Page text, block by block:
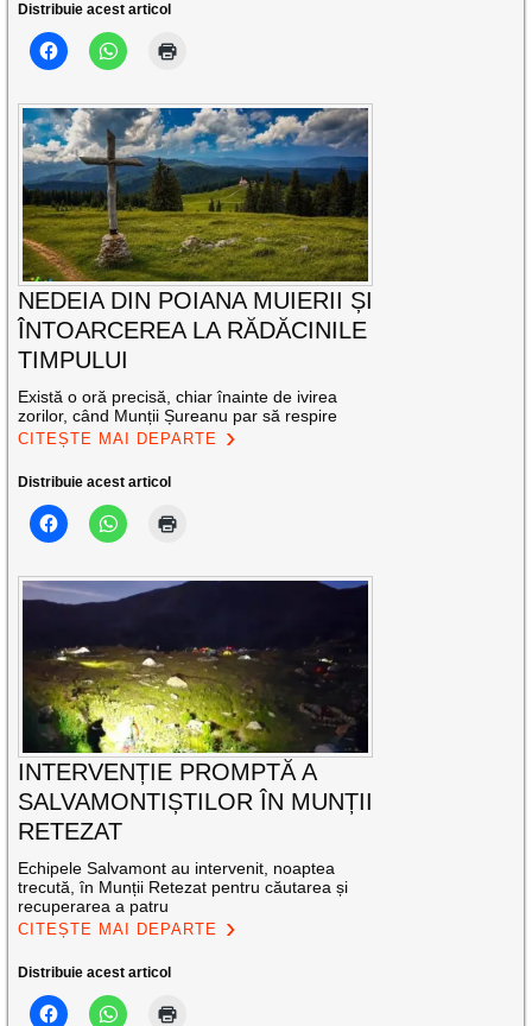
Distribuie acest articol
NEDEIA DIN POIANA MUIERII ȘI
ÎNTOARCEREA LA RĂDĂCINILE
TIMPULUI
Există o oră precisă, chiar înainte de ivirea
zorilor, când Munții Șureanu par să respire
CITEȘTE MAI DEPARTE
Distribuie acest articol
INTERVENȚIE PROMPTĂ A
SALVAMONTIȘTILOR ÎN MUNȚII
RETEZAT
Echipele Salvamont au intervenit, noaptea
trecută, în Munții Retezat pentru căutarea și
recuperarea a patru
CITEȘTE MAI DEPARTE
Distribuie acest articol